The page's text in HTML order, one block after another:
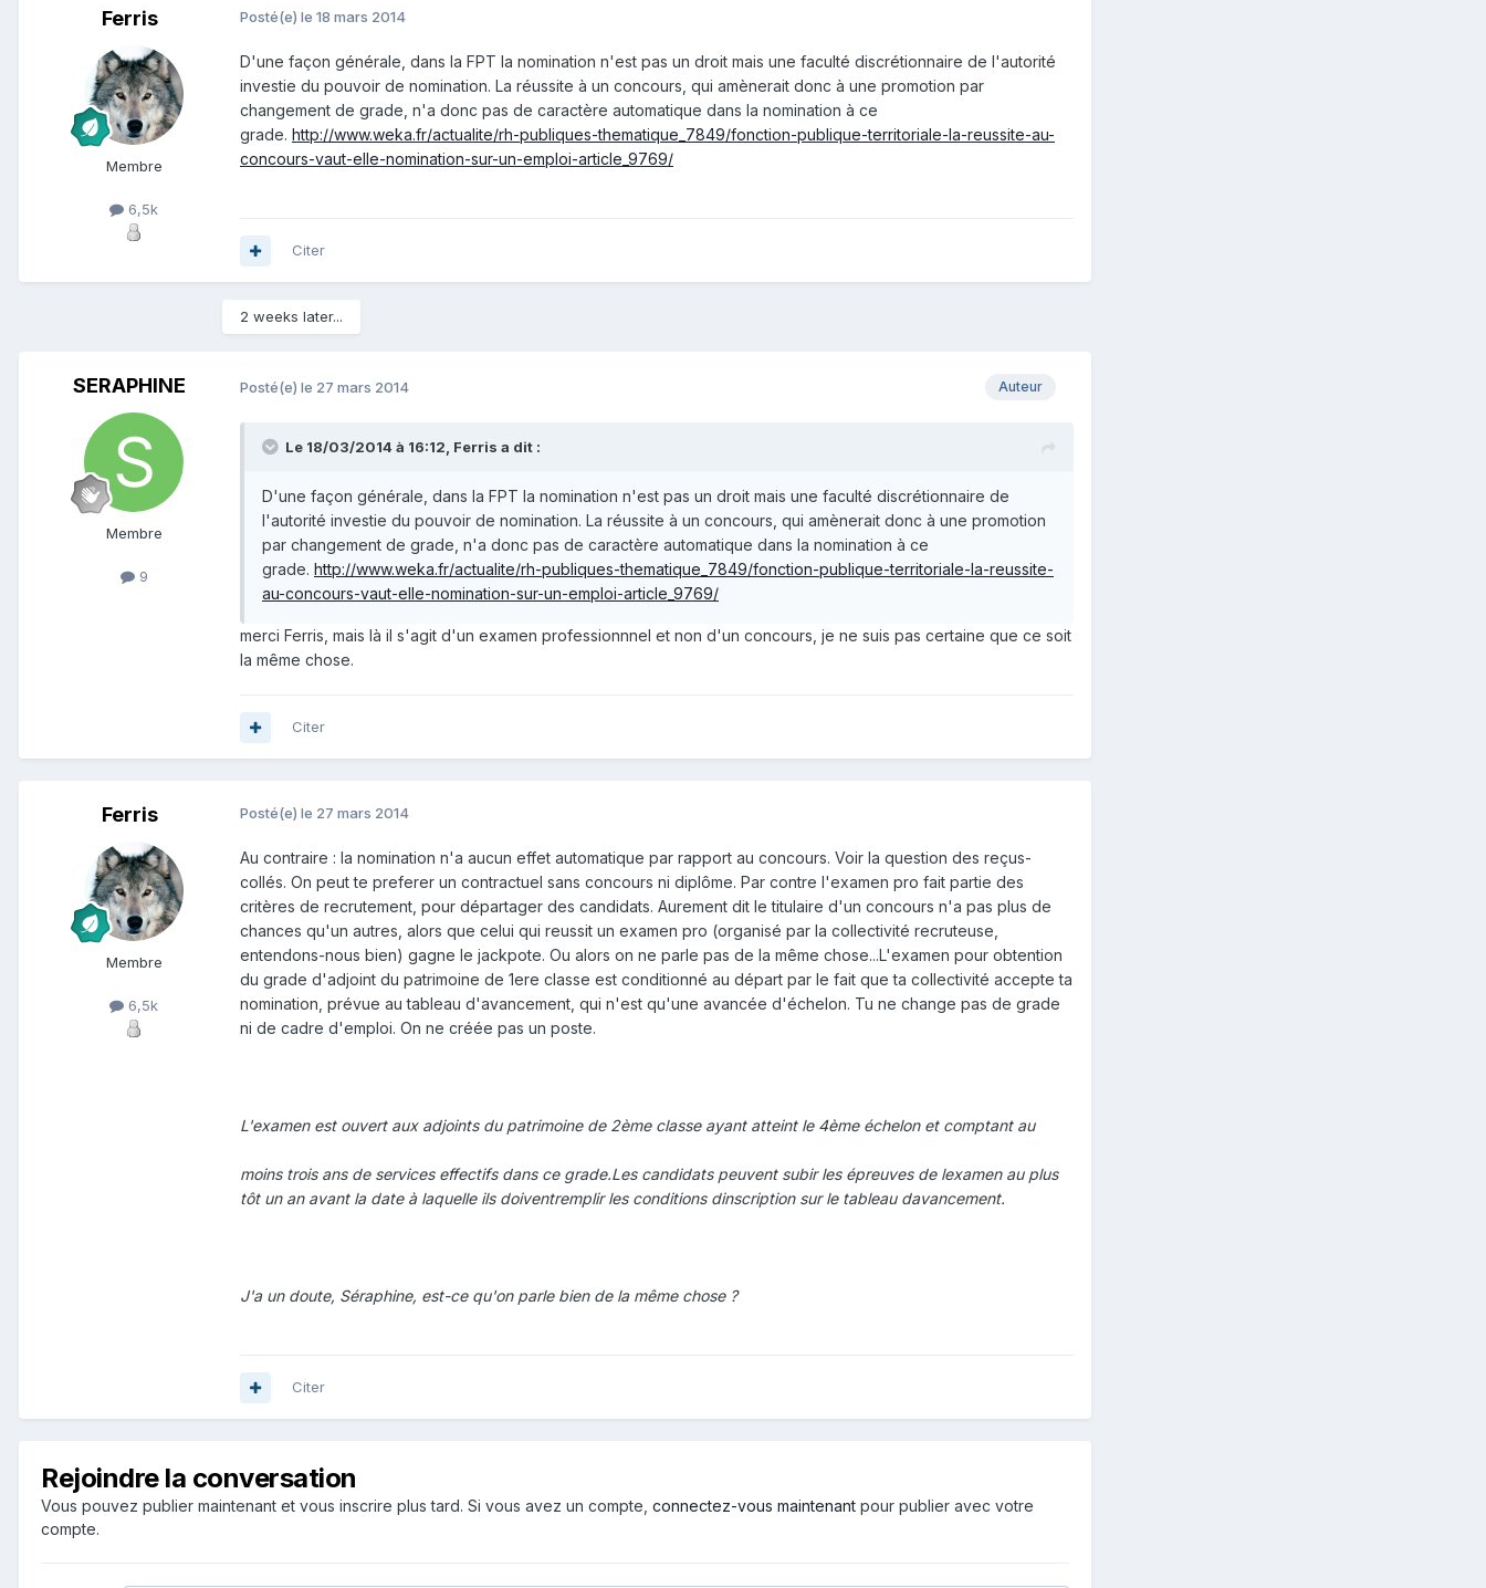
Ferris
Membre
6,5k
Posté(e) le 18 mars 2014
D'une façon générale, dans la FPT la nomination n'est pas un droit mais une faculté discrétionnaire de l'autorité
investie du pouvoir de nomination. La réussite à un concours, qui amènerait donc à une promotion par
changement de grade, n'a donc pas de caractère automatique dans la nomination à ce
grade. http://www.weka.fr/actualite/rh-publiques-thematique_7849/fonction-publique-territoriale-la-reussite-au-
concours-vaut-elle-nomination-sur-un-emploi-article_9769/
Citer
2 weeks later...
SERAPHINE
Membre
9
Auteur
Posté(e) le 27 mars 2014
Le 18/03/2014 à 16:12, Ferris a dit :
D'une façon générale, dans la FPT la nomination n'est pas un droit mais une faculté discrétionnaire de
l'autorité investie du pouvoir de nomination. La réussite à un concours, qui amènerait donc à une promotion
par changement de grade, n'a donc pas de caractère automatique dans la nomination à ce
grade. http://www.weka.fr/actualite/rh-publiques-thematique_7849/fonction-publique-territoriale-la-reussite-
au-concours-vaut-elle-nomination-sur-un-emploi-article_9769/
merci Ferris, mais là il s'agit d'un examen professionnnel et non d'un concours, je ne suis pas certaine que ce soit
la même chose.
Citer
Ferris
Membre
6,5k
Posté(e) le 27 mars 2014
Au contraire : la nomination n'a aucun effet automatique par rapport au concours. Voir la question des reçus-
collés. On peut te preferer un contractuel sans concours ni diplôme. Par contre l'examen pro fait partie des
critères de recrutement, pour départager des candidats. Aurement dit le titulaire d'un concours n'a pas plus de
chances qu'un autres, alors que celui qui reussit un examen pro (organisé par la collectivité recruteuse,
entendons-nous bien) gagne le jackpote. Ou alors on ne parle pas de la même chose...L'examen pour obtention
du grade d'adjoint du patrimoine de 1ere classe est conditionné au départ par le fait que ta collectivité accepte ta
nomination, prévue au tableau d'avancement, qui n'est qu'une avancée d'échelon. Tu ne change pas de grade
ni de cadre d'emploi. On ne créée pas un poste.
L'examen est ouvert aux adjoints du patrimoine de 2ème classe ayant atteint le 4ème échelon et comptant au
moins trois ans de services effectifs dans ce grade.Les candidats peuvent subir les épreuves de lexamen au plus
tôt un an avant la date à laquelle ils doiventremplir les conditions dinscription sur le tableau davancement.
J'a un doute, Séraphine, est-ce qu'on parle bien de la même chose ?
Citer
Rejoindre la conversation
Vous pouvez publier maintenant et vous inscrire plus tard. Si vous avez un compte, connectez-vous maintenant pour publier avec votre
compte.